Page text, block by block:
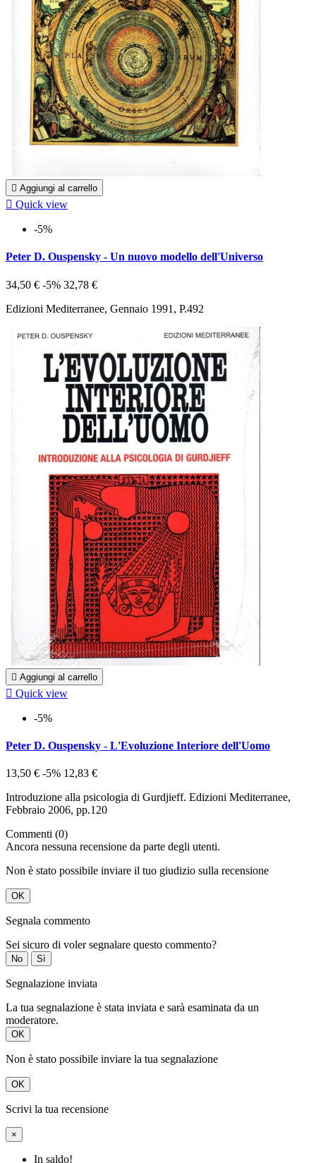
 Aggiungi al carrello
 Quick view
-5%
Peter D. Ouspensky - Un nuovo modello dell'Universo
34,50 € -5% 32,78 €
Edizioni Mediterranee, Gennaio 1991, P.492
 Aggiungi al carrello
 Quick view
-5%
Peter D. Ouspensky - L'Evoluzione Interiore dell'Uomo
13,50 € -5% 12,83 €
Introduzione alla psicologia di Gurdjieff. Edizioni Mediterranee,
Febbraio 2006, pp.120
Commenti (0)
Ancora nessuna recensione da parte degli utenti.
Non è stato possibile inviare il tuo giudizio sulla recensione
OK
Segnala commento
Sei sicuro di voler segnalare questo commento?
No Sì
Segnalazione inviata
La tua segnalazione è stata inviata e sarà esaminata da un
moderatore.
OK
Non è stato possibile inviare la tua segnalazione
OK
Scrivi la tua recensione
×
In saldo!